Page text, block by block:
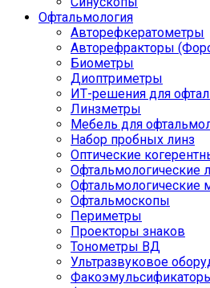
Офтальмология
Авторефкератометры
Авторефракторы
Биометры
Диоптриметры
ИТ-решения для
Линзметры
Мебель для
Набор пробных линз
Оптические
Офтальмологические
Офтальмологические
Офтальмоскопы
Периметры
Проекторы знаков
Тонометры ВД
Ультразвуковое